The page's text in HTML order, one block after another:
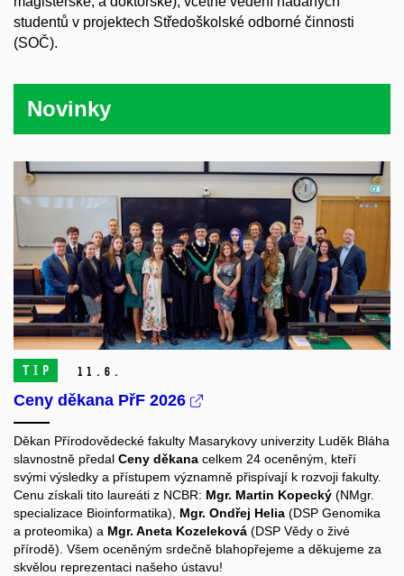
studentů v projektech Středoškolské odborné činnosti
(SOČ).
Novinky
TIP 11. 6.
Ceny děkana PřF 2026
Děkan Přírodovědecké fakulty Masarykovy univerzity Luděk Bláha
slavnostně předal Ceny děkana celkem 24 oceněným, kteří
svými výsledky a přístupem významně přispívají k rozvoji fakulty.
Cenu získali tito laureáti z NCBR: Mgr. Martin Kopecký (NMgr.
specializace Bioinformatika), Mgr. Ondřej Helia (DSP Genomika
a proteomika) a Mgr. Aneta Kozeleková (DSP Vědy o živé
přírodě). Všem oceněným srdečně blahopřejeme a děkujeme za
skvělou reprezentaci našeho ústavu!